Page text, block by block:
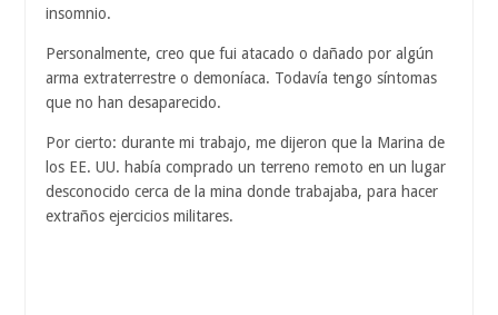
insomnio.
Personalmente, creo que fui atacado o dañado por algún
arma extraterrestre o demoníaca. Todavía tengo síntomas
que no han desaparecido.
Por cierto: durante mi trabajo, me dijeron que la Marina de
los EE. UU. había comprado un terreno remoto en un lugar
desconocido cerca de la mina donde trabajaba, para hacer
extraños ejercicios militares.